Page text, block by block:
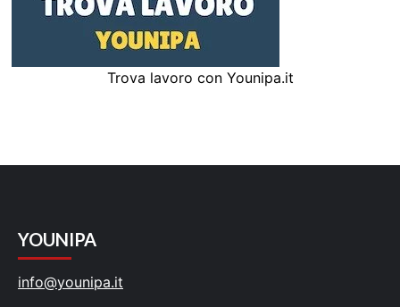
Trova lavoro con Younipa.it
YOUNIPA
info@younipa.it